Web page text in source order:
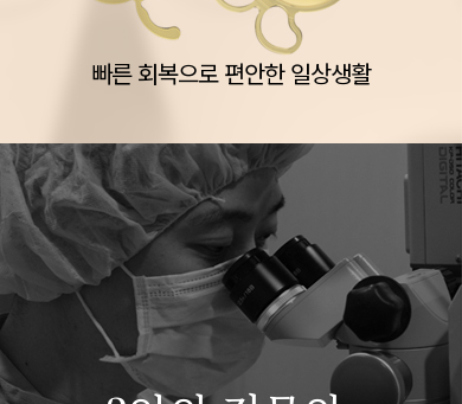
빠른 회복으로 편안한 일상생활